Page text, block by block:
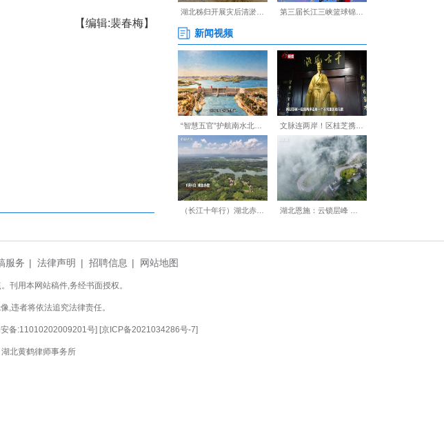
邂逅，参与诗词互动与祈福打卡，收获一份别具特
将举行花朝盛典与舞龙巡游，第二周将上演传统
现一场清雅悠远的国乐盛宴，让传统文化在名楼之
鹤楼正持续探索“日游+夜游”的文旅融合模式，